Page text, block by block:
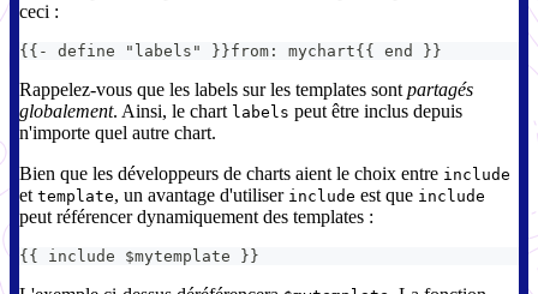
ceci :
{{ - define "labels" }}from : mychart{{ end }}
Rappelez-vous que les labels sur les templates sont partagés
globalement. Ainsi, le chart labels peut être inclus depuis
n'importe quel autre chart.
Bien que les développeurs de charts aient le choix entre include
et template, un avantage d'utiliser include est que include
peut référencer dynamiquement des templates :
{{ include $mytemplate }}